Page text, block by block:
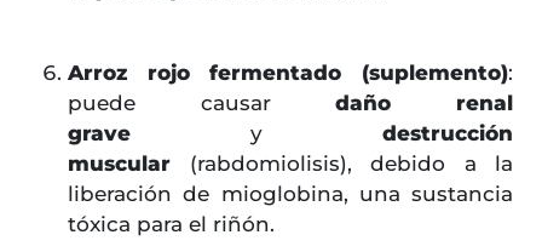
Arroz rojo fermentado (suplemento):
puede causardaño renal
grave y destrucción
muscular (rabdomiolisis), debido a la
liberación de mioglobina, una sustancia
tóxica para el riñón.